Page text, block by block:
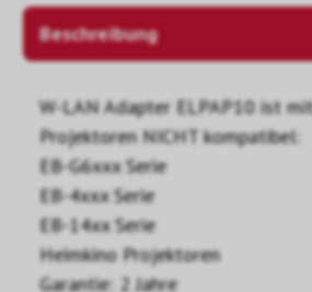
Beschreibung
W-LAN Adapter ELPAP10 ist
Projektoren NICHT kompatibel:
EB-G6xxx Serie
EB-4xxx Serie
EB-14xx Serie
Heimkino Projektoren
Garantie: 2 Jahre